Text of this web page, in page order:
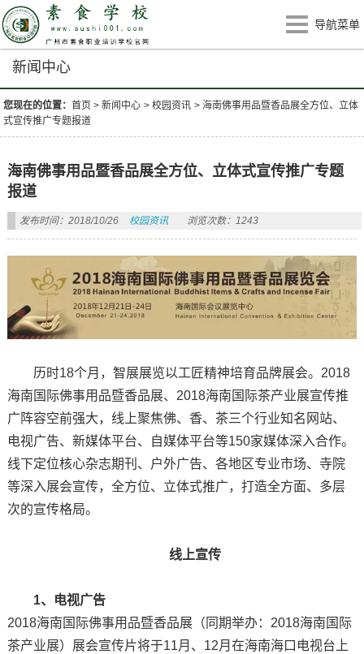
导航菜单
新闻中心
您现在的位置：首页 >新闻中心 >校园资讯 >海南佛事用品暨香品展全方位、立体
式宣传推广专题报道
海南佛事用品暨香品展全方位、立体式宣传推广专题
报道
发布时间：2018/10/26 校园资讯 浏览次数：1243
历时18个月，智展展览以工匠精神培育品牌展会。2018
海南国际佛事用品暨香品展、2018海南国际茶产业展宣传推
广阵容空前强大，线上聚焦佛、香、茶三个行业知名网站、
电视广告、新媒体平台、自媒体平台等150家媒体深入合作。
线下定位核心杂志期刊、户外广告、各地区专业市场、寺院
等深入展会宣传，全方位、立体式推广，打造全方面、多层
次的宣传格局。
线上宣传
1、电视广告
2018海南国际佛事用品暨香品展（同期举办：2018海南国际
茶产业展）展会宣传片将于11月、12月在海南海口电视台上